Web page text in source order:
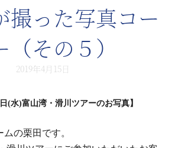
撮った写真コー
（その５）
2019年4月15日
(水)富山湾・滑川ツアーのお写真】
の栗田です。